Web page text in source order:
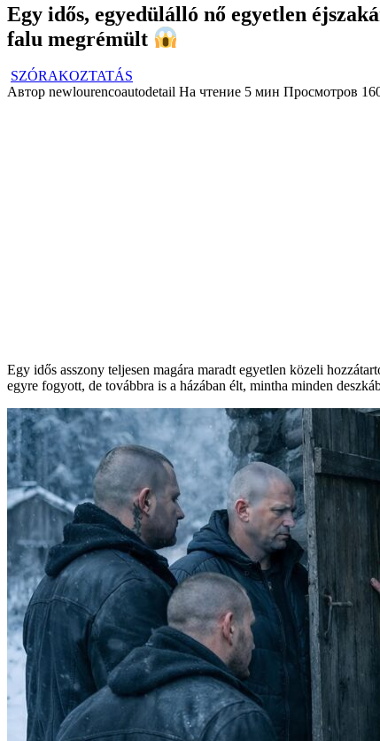
Egy idős, egyedülálló nő egyetlen
falu megrémült
SZÓRAKOZTATÁS
Автор newlourencoautodetail На чтение 5 мин Просмотров
Egy idős asszony teljesen magára maradt egyetlen közeli
egyre fogyott, de továbbra is a házában élt, mintha minden